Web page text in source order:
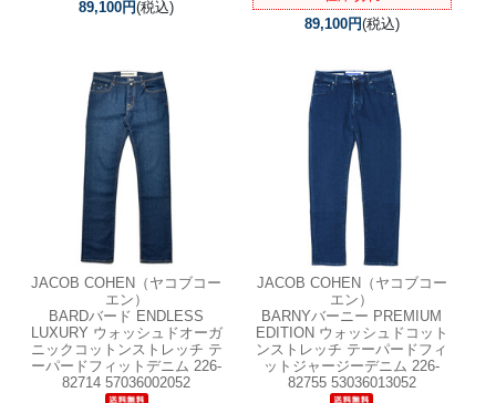
89,100円(税込)
89,100円(税込)
JACOB COHEN（ヤコブコー
エン）
BARDバード ENDLESS
LUXURY ウォッシュドオーガ
ニックコットンストレッチ テ
ーパードフィットデニム 226-
82714 57036002052
JACOB COHEN（ヤコブコー
エン）
BARNYバーニー PREMIUM
EDITION ウォッシュドコット
ンストレッチ テーパードフィ
ットジャージーデニム 226-
82755 53036013052